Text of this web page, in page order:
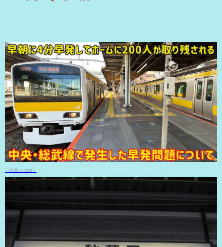
（出典 x.com）